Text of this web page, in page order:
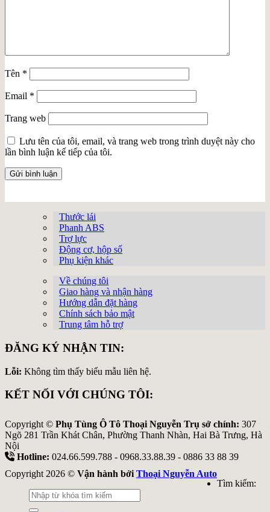
Tên *
Email *
Trang web
Lưu tên của tôi, email, và trang web trong trình duyệt này cho
lần bình luận kế tiếp của tôi.
Thước lái
Phanh ABS
Trợ lực
Động cơ, hộp số
Phụ kiện khác
Về chúng tôi
Giao hàng và nhận hàng
Hướng dẫn đặt hàng
Chính sách bảo mật
Trung tâm hỗ trợ
ĐĂNG KÝ NHẬN TIN:
Lỗi: Không tìm thấy biểu mẫu liên hệ.
KẾT NỐI VỚI CHÚNG TÔI:
Copyright © Phụ Tùng Ô Tô Thoại Nguyễn Trụ sở chính: 307
Ngõ 281 Trần Khát Chân, Phường Thanh Nhàn, Hai Bà Trưng, Hà
Nội
Hotline: 024.66.599.788 - 0968.33.88.39 - 0886 33 88 39
Copyright 2026 © Vận hành bởi Thoại Nguyễn Auto
Tìm kiếm: